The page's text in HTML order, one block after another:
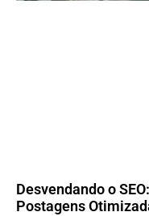
Desvendando o
Postagens